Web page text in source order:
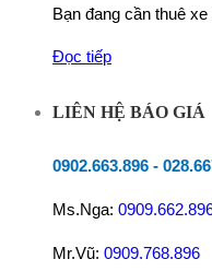
Bạn đang cần thuê
Đọc tiếp
LIÊN HỆ BÁO GIÁ
0902.663.896 -
Ms.Nga:
Mr.Vũ: 0909.768.896